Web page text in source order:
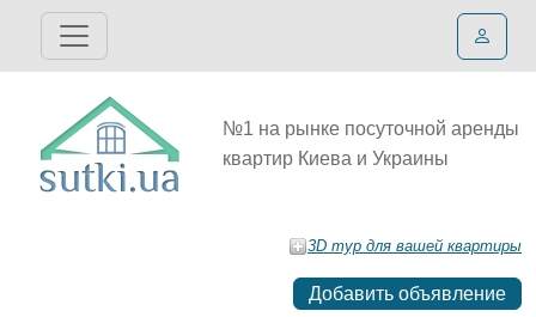
№1 на рынке посуточной аренды
квартир Киева и Украины
3D тур для вашей квартиры
Добавить объявление